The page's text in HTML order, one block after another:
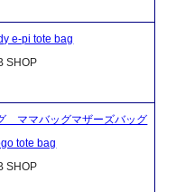
e-pi tote bag
SHOP
ママバッグマザーズバッグ
tote bag
SHOP